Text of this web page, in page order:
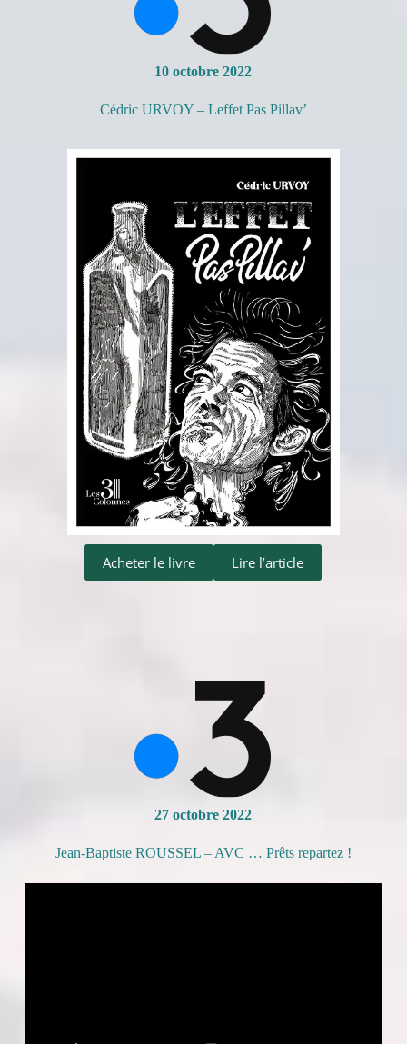
10 octobre 2022
Cédric URVOY – Leffet Pas Pillav’
Acheter le livre Lire l’article
27 octobre 2022
Jean-Baptiste ROUSSEL – AVC … Prêts repartez !